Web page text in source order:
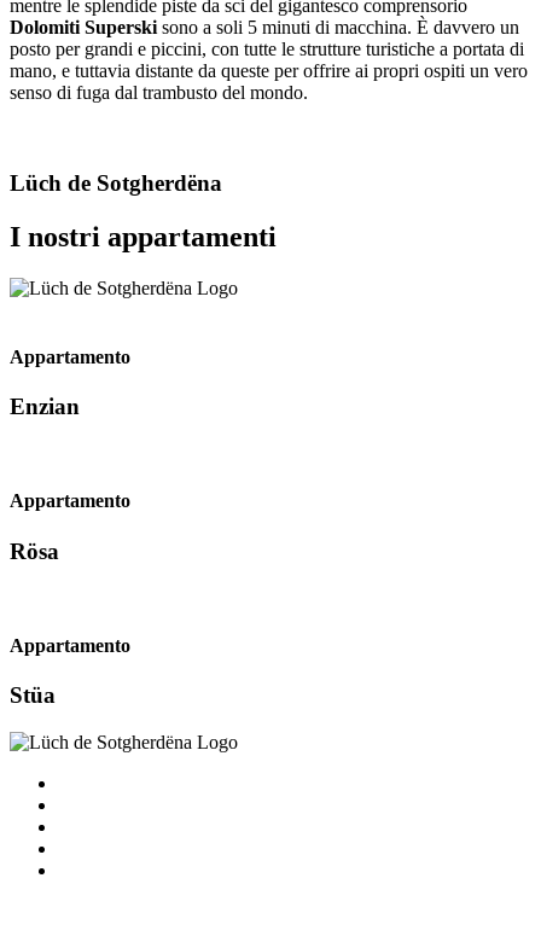
mentre le splendide piste da sci del gigantesco comprensorio
Dolomiti Superski sono a soli 5 minuti di macchina. È davvero un
posto per grandi e piccini, con tutte le strutture turistiche a portata di
mano, e tuttavia distante da queste per offrire ai propri ospiti un vero
senso di fuga dal trambusto del mondo.
Lüch de Sotgherdëna
I nostri appartamenti
Appartamento
Enzian
Appartamento
Rösa
Appartamento
Stüa